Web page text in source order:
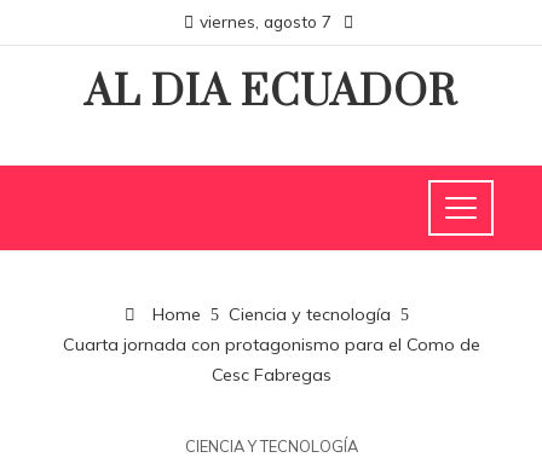
viernes, agosto 7
AL DIA ECUADOR
Home
Ciencia y tecnología
Cuarta jornada con protagonismo para el Como de
Cesc Fabregas
CIENCIA Y TECNOLOGÍA